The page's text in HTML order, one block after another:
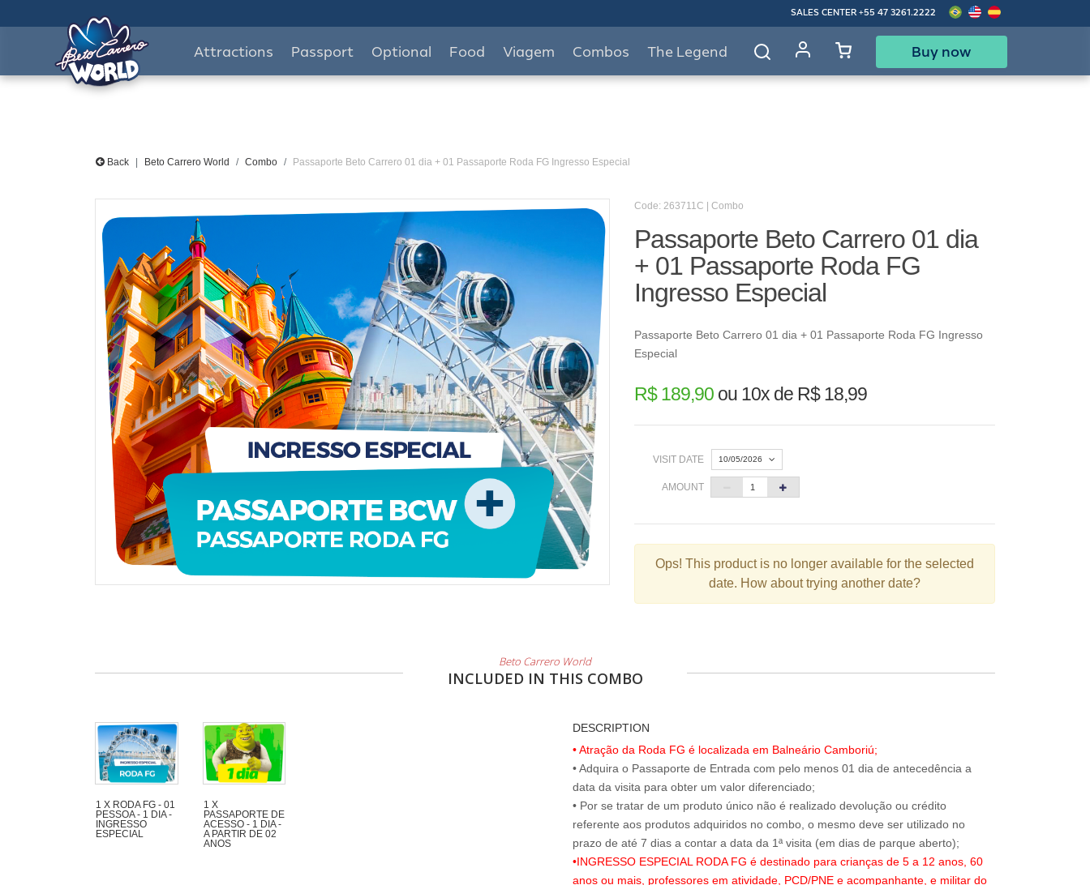
SALES CENTER +55 47 3261.2222
Attractions Passport Optional Food Viagem Combos The Legend Buy now
Back Beto Carrero World Combo Passaporte Beto Carrero 01 dia + 01 Passaporte Roda FG Ingresso Especial
Code: 263711C | Combo
Passaporte Beto Carrero 01 dia
+ 01 Passaporte Roda FG
Ingresso Especial
Passaporte Beto Carrero 01 dia + 01 Passaporte Roda FG Ingresso
Especial
R$ 189,90ou 10x de R$ 18,99
VISIT DATE 10/05/2026
1
2 3 4 5 6 7 8
AMOUNT
Ops! This product is no longer available for the selected
date. How about trying another date?
Beto Carrero World
INCLUDED IN THIS COMBO
1 X RODA FG - 01
PESSOA - 1 DIA -
INGRESSO
ESPECIAL
1 X
PASSAPORTE DE
ACESSO - 1 DIA -
A PARTIR DE 02
ANOS
DESCRIPTION
• Atração da Roda FG é localizada em Balneário Camboriú;
• Adquira o Passaporte de Entrada com pelo menos 01 dia de antecedência a
data da visita para obter um valor diferenciado;
• Por se tratar de um produto único não é realizado devolução ou crédito
referente aos produtos adquiridos no combo, o mesmo deve ser utilizado no
•INGRESSO ESPECIAL RODA FG é destinado para crianças de 5 a 12 anos, 60
anos ou mais, professores em atividade, PCD/PNE e acompanhante, e militar do